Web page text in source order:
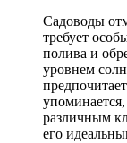
Садоводы
требует
полива и
уровнем
различным
его